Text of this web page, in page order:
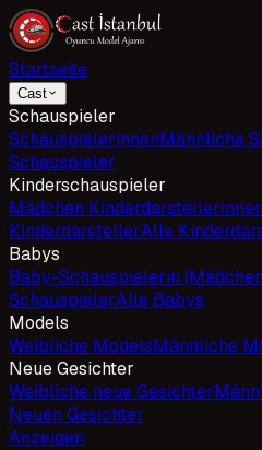
Startseite
Cast
Schauspieler
SchauspielerinnenMännliche
Schauspieler
Kinderschauspieler
Mädchen
KinderdarstellerAlle
Babys
Baby-Schauspielerin
SchauspielerAlle Babys
Models
Weibliche ModelsMännliche
Neue Gesichter
Weibliche neue Gesichter
Neuen Gesichter
Anzeigen